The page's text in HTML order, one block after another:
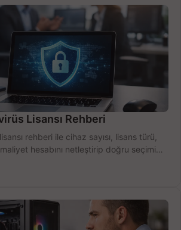
Lisansı Rehberi
rehberi ile cihaz sayısı, lisans türü,
hesabını netleştirip doğru seçimi